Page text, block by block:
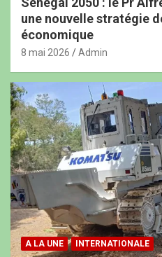
une nouvelle stratégie
économique
8 mai 2026 Admin
A LA UNE INTERNATIONALE